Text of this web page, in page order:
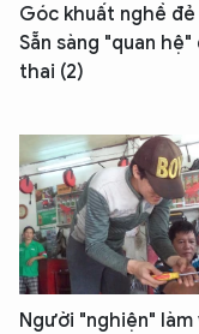
Góc khuất nghề
Sẵn sàng "quan hệ"
thai (2)
Người "nghiện" làm